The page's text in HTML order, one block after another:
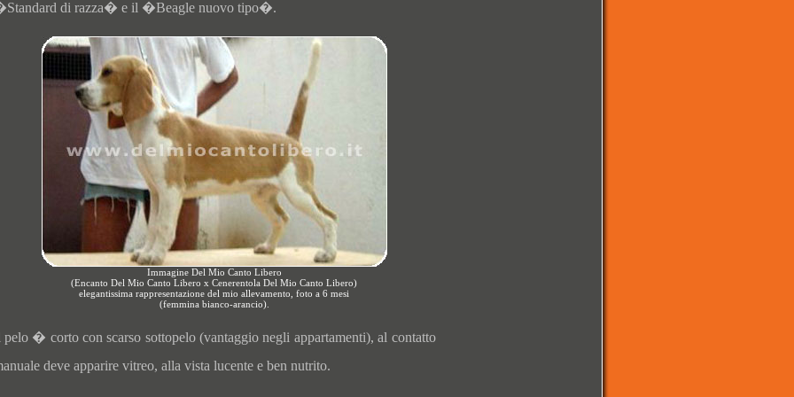
di razza� e il �Beagle nuovo tipo�.
Immagine Del Mio Canto Libero
(Encanto Del Mio Canto Libero x Cenerentola Del Mio Canto Libero)
elegantissima rappresentazione del mio allevamento, foto a 6 mesi
(femmina bianco-arancio).
pelo � corto con scarso sottopelo (vantaggio negli appartamenti), al contatto
deve apparire vitreo, alla vista lucente e ben nutrito.